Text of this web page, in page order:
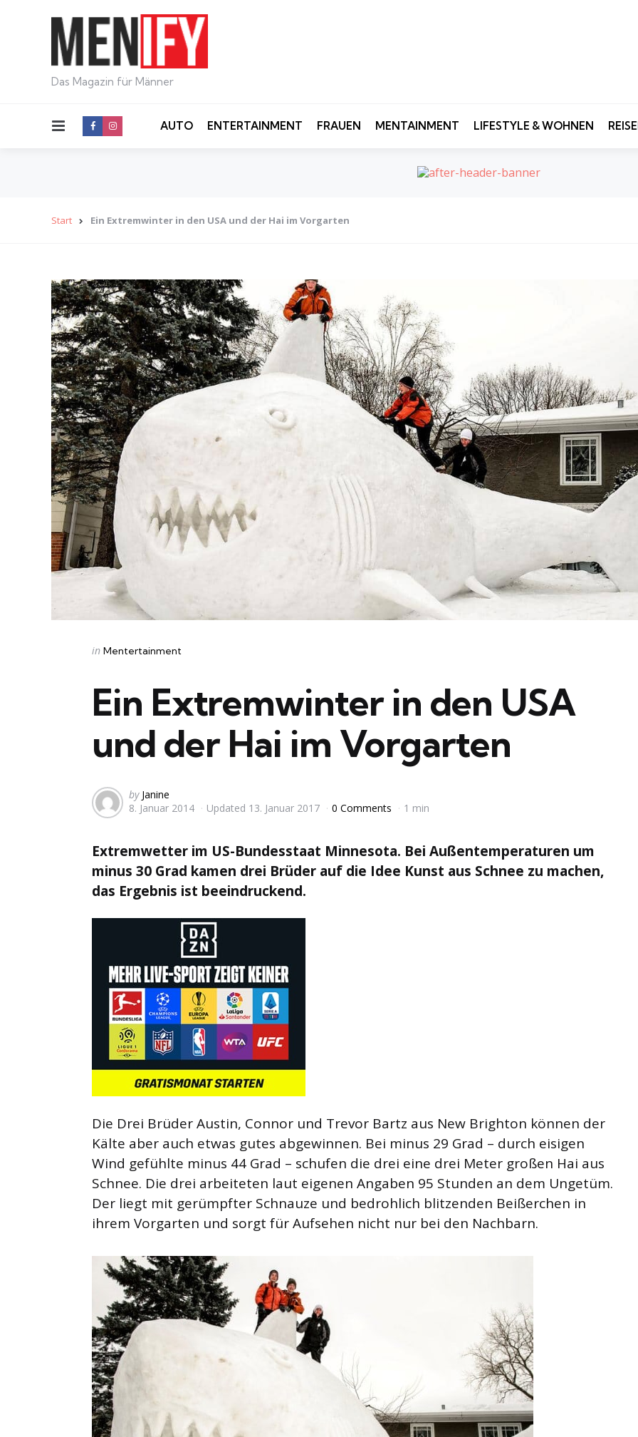
Das Magazin für Männer
Menu AUTO ENTERTAINMENT FRAUEN MENTAINMENT LIFESTYLE & WOHNEN
Start Ein Extremwinter in den USA und der Hai im Vorgarten
Categories
Posted
in Mentertainment
Ein Extremwinter in den USA
und der Hai im Vorgarten
Posted
by
by Janine
8. Januar 2014
Updated 13. Januar 2017 0 Comments 1 min
Extremwetter im US-Bundesstaat Minnesota. Bei Außentemperaturen um
minus 30 Grad kamen drei Brüder auf die Idee Kunst aus Schnee zu machen,
das Ergebnis ist beeindruckend.
Die Drei Brüder Austin, Connor und Trevor Bartz aus New Brighton können der
Kälte aber auch etwas gutes abgewinnen. Bei minus 29 Grad – durch eisigen
Wind gefühlte minus 44 Grad – schufen die drei eine drei Meter großen Hai aus
Schnee. Die drei arbeiteten laut eigenen Angaben 95 Stunden an dem Ungetüm.
Der liegt mit gerümpfter Schnauze und bedrohlich blitzenden Beißerchen in
ihrem Vorgarten und sorgt für Aufsehen nicht nur bei den Nachbarn.